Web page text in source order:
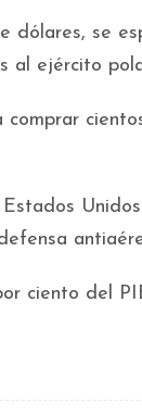
dólares, se
al ejército
ciento del